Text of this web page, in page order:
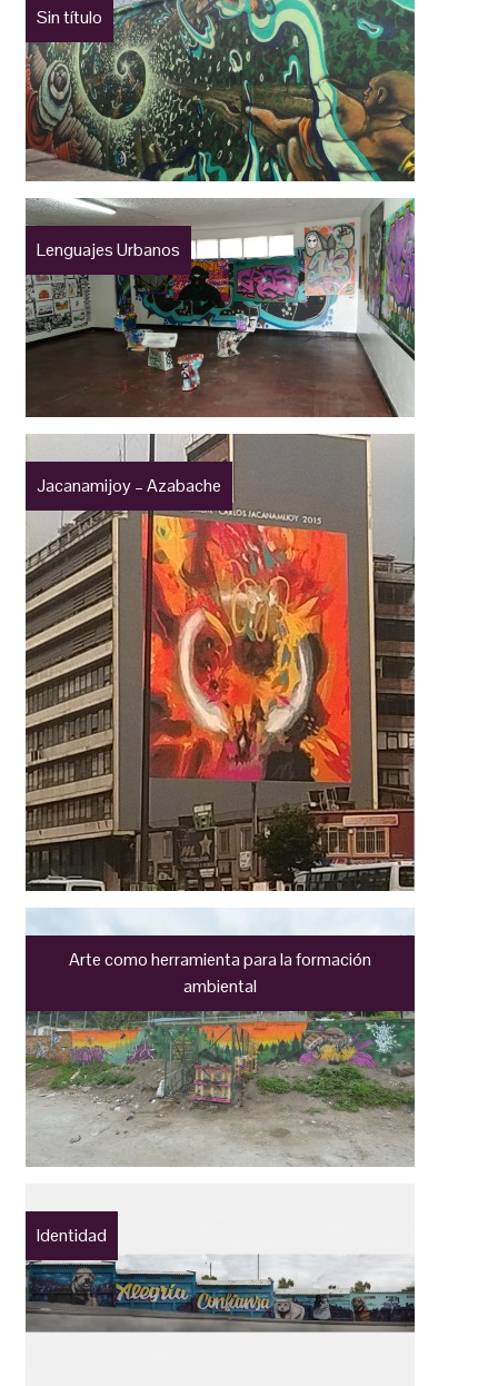
Sin título
Lenguajes Urbanos
Jacanamijoy – Azabache
Arte como herramienta para la formación
ambiental
Identidad